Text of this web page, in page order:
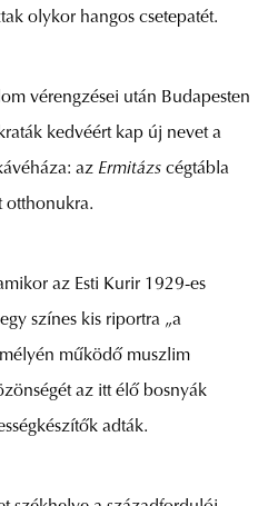
olykor hangos csetepatét.
vérengzései után Budapesten
kedvéért kap új nevet a
az Ermitázs cégtábla
otthonukra.
az Esti Kurir 1929-es
színes kis riportra „a
mélyén működő muszlim
az itt élő bosnyák
adták.